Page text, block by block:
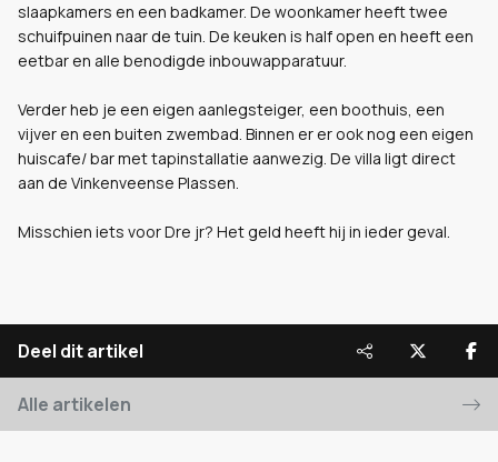
slaapkamers en een badkamer. De woonkamer heeft twee
schuifpuinen naar de tuin. De keuken is half open en heeft een
eetbar en alle benodigde inbouwapparatuur.
Verder heb je een eigen aanlegsteiger, een boothuis, een
vijver en een buiten zwembad. Binnen er er ook nog een eigen
huiscafe/ bar met tapinstallatie aanwezig. De villa ligt direct
aan de Vinkenveense Plassen.
Misschien iets voor Dre jr? Het geld heeft hij in ieder geval.
Deel dit artikel
Alle artikelen